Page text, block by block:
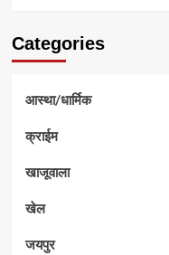
Categories
आस्था/धार्मिक
क्राईम
खाजूवाला
खेल
जयपुर